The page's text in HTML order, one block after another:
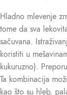
Hladno mlevenje
tome da sva
sačuvana.
koristiti u
kukuruzno).
Ta kombinacija
kao što su hleb,